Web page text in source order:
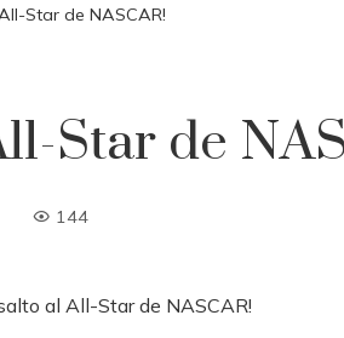
Star de NASCAR!
Star de
144